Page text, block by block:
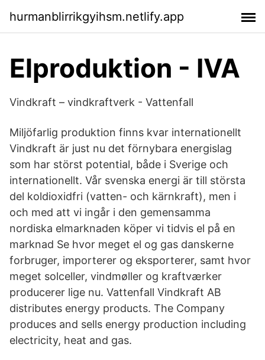
hurmanblirrikgyihsm.netlify.app
Elproduktion - IVA
Vindkraft – vindkraftverk - Vattenfall
Miljöfarlig produktion finns kvar internationellt
Vindkraft är just nu det förnybara energislag
som har störst potential, både i Sverige och
internationellt. Vår svenska energi är till största
del koldioxidfri (vatten- och kärnkraft), men i
och med att vi ingår i den gemensamma
nordiska elmarknaden köper vi tidvis el på en
marknad Se hvor meget el og gas danskerne
forbruger, importerer og eksporterer, samt hvor
meget solceller, vindmøller og kraftværker
producerer lige nu. Vattenfall Vindkraft AB
distributes energy products. The Company
produces and sells energy production including
electricity, heat and gas.